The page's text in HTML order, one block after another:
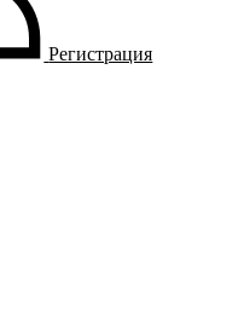
Регистрация